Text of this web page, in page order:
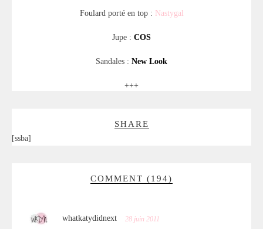
Foulard porté en top : Nastygal
Jupe : COS
Sandales : New Look
+++
SHARE
[ssba]
COMMENT (194)
whatkatydidnext 28 juin 2011